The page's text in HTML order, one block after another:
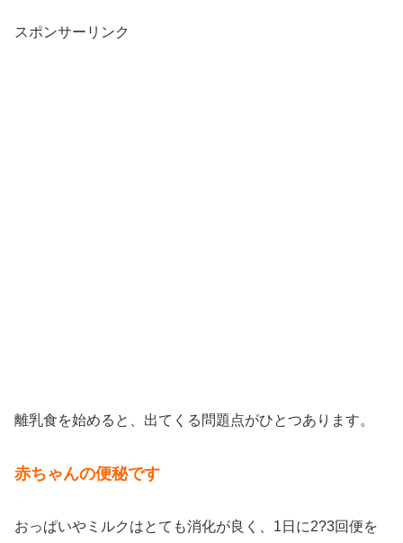
スポンサーリンク
離乳食を始めると、出てくる問題点がひとつあります。
赤ちゃんの便秘です
おっぱいやミルクはとても消化が良く、1日に2?3回便を